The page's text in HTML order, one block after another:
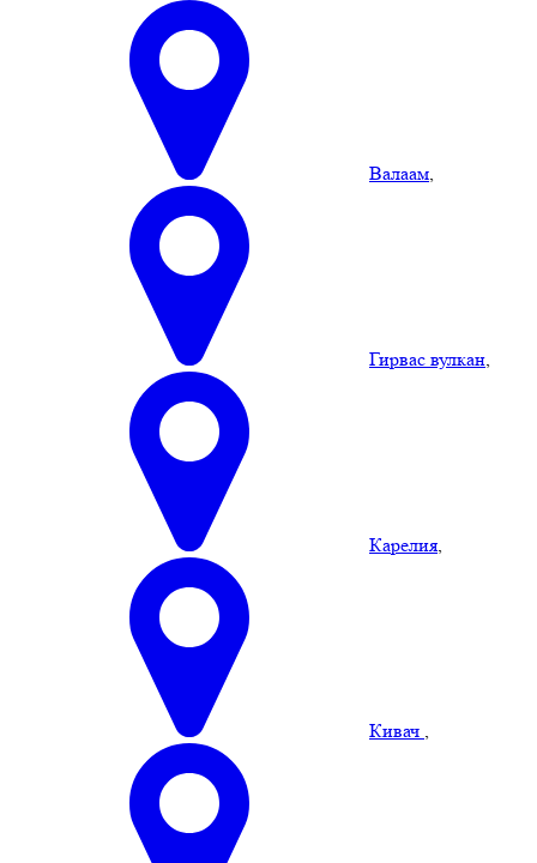
Валаам,
Гирвас вулкан,
Карелия,
Кивач ,